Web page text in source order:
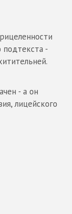
подтекста -
- а он
лицейского